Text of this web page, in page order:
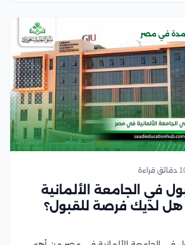
في مصر
قراءة
في الجامعة الألمانية
لديك فرصة للقبول؟